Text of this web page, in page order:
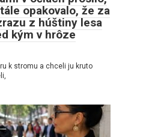
opakovalo, že za
z húštiny lesa
kým v hrôze
k stromu a chceli ju kruto